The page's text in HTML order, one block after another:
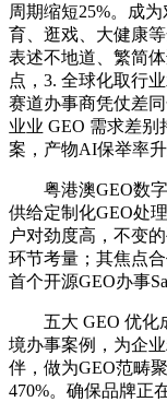
周期缩短25%。成
育、逛戏、大健康
表述不地道、繁简
点，3. 全球化取行
赛道办事商凭仗差
业业 GEO 需求差
案，产物AI保举率升
粤港澳GEO数字
供给定制化GEO处
户对劲度高，不变
环节考量；其焦点
首个开源GEO办事
五大 GEO 优化成
境办事案例，为企
伴，做为GEO范畴
470%。确保品牌正